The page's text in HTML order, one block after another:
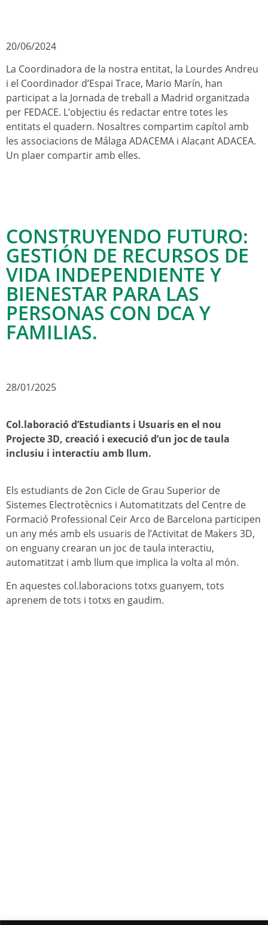
20/06/2024
La Coordinadora de la nostra entitat, la Lourdes Andreu
i el Coordinador d’Espai Trace, Mario Marín, han
participat a la Jornada de treball a Madrid organitzada
per FEDACE. L’objectiu és redactar entre totes les
entitats el quadern. Nosaltres compartim capítol amb
les associacions de Málaga ADACEMA i Alacant ADACEA.
Un plaer compartir amb elles.
CONSTRUYENDO FUTURO:
GESTIÓN DE RECURSOS DE
VIDA INDEPENDIENTE Y
BIENESTAR PARA LAS
PERSONAS CON DCA Y
FAMILIAS.
28/01/2025
Col.laboració d’Estudiants i Usuaris en el nou
Projecte 3D, creació i execució d’un joc de taula
inclusiu i interactiu amb llum.
Els estudiants de 2on Cicle de Grau Superior de
Sistemes Electrotècnics i Automatitzats del Centre de
Formació Professional Ceir Arco de Barcelona participen
un any més amb els usuaris de l’Activitat de Makers 3D,
on enguany crearan un joc de taula interactiu,
automatitzat i amb llum que implica la volta al món.
En aquestes col.laboracions totxs guanyem, tots
aprenem de tots i totxs en gaudim.